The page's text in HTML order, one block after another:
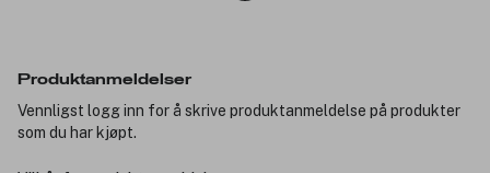
Produktanmeldelser
Vennligst logg inn for å skrive produktanmeldelse på produkter
som du har kjøpt.